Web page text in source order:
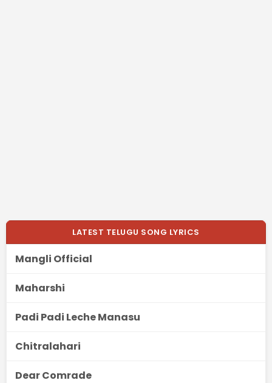
LATEST TELUGU SONG LYRICS
Mangli Official
Maharshi
Padi Padi Leche Manasu
Chitralahari
Dear Comrade